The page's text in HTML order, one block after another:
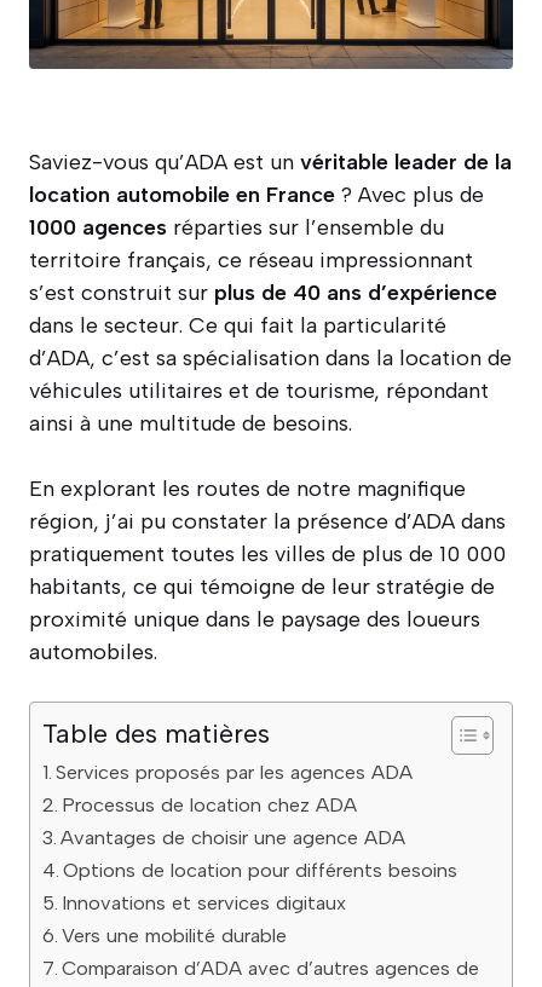
Saviez-vous qu’ADA est un véritable leader de la
location automobile en France ? Avec plus de
1000 agences réparties sur l’ensemble du
territoire français, ce réseau impressionnant
s’est construit sur plus de 40 ans d’expérience
dans le secteur. Ce qui fait la particularité
d’ADA, c’est sa spécialisation dans la location de
véhicules utilitaires et de tourisme, répondant
ainsi à une multitude de besoins.
En explorant les routes de notre magnifique
région, j’ai pu constater la présence d’ADA dans
pratiquement toutes les villes de plus de 10 000
habitants, ce qui témoigne de leur stratégie de
proximité unique dans le paysage des loueurs
automobiles.
Table des matières
Services proposés par les agences ADA
Processus de location chez ADA
Avantages de choisir une agence ADA
Options de location pour différents besoins
Innovations et services digitaux
Vers une mobilité durable
Comparaison d’ADA avec d’autres agences de